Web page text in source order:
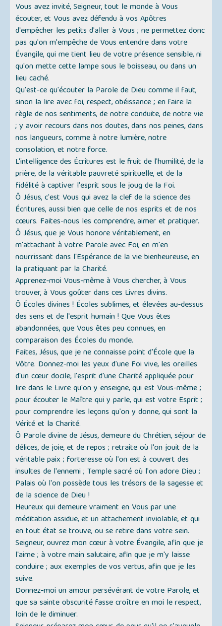
Vous avez invité, Seigneur, tout le monde à Vous
écouter, et Vous avez défendu à vos Apôtres
d'empêcher les petits d'aller à Vous ; ne permettez donc
pas qu'on m'empêche de Vous entendre dans votre
Évangile, qui me tient lieu de votre présence sensible, ni
qu'on mette cette lampe sous le boisseau, ou dans un
lieu caché.
Qu'est-ce qu'écouter la Parole de Dieu comme il faut,
sinon la lire avec foi, respect, obéissance ; en faire la
règle de nos sentiments, de notre conduite, de notre vie
; y avoir recours dans nos doutes, dans nos peines, dans
nos langueurs, comme à notre lumière, notre
consolation, et notre force.
L'intelligence des Écritures est le fruit de l'humilité, de la
prière, de la véritable pauvreté spirituelle, et de la
fidélité à captiver l'esprit sous le joug de la Foi.
Ô Jésus, c'est Vous qui avez la clef de la science des
Écritures, aussi bien que celle de nos esprits et de nos
cœurs. Faites-nous les comprendre, aimer et pratiquer.
Ô Jésus, que je Vous honore véritablement, en
m'attachant à votre Parole avec Foi, en m'en
nourrissant dans l'Espérance de la vie bienheureuse, en
la pratiquant par la Charité.
Apprenez-moi Vous-même à Vous chercher, à Vous
trouver, à Vous goûter dans ces Livres divins.
Ô Écoles divines ! Écoles sublimes, et élevées au-dessus
des sens et de l'esprit humain ! Que Vous êtes
abandonnées, que Vous êtes peu connues, en
comparaison des Écoles du monde.
Faites, Jésus, que je ne connaisse point d'École que la
Vôtre. Donnez-moi les yeux d'une Foi vive, les oreilles
d'un cœur docile, l'esprit d'une Charité appliquée pour
lire dans le Livre qu'on y enseigne, qui est Vous-même ;
pour écouter le Maître qui y parle, qui est votre Esprit ;
pour comprendre les leçons qu'on y donne, qui sont la
Vérité et la Charité.
Ô Parole divine de Jésus, demeure du Chrétien, séjour de
délices, de joie, et de repos ; retraite où l'on jouit de la
véritable paix ; forteresse où l'on est à couvert des
insultes de l'ennemi ; Temple sacré où l'on adore Dieu ;
Palais où l'on possède tous les trésors de la sagesse et
de la science de Dieu !
Heureux qui demeure vraiment en Vous par une
méditation assidue, et un attachement inviolable, et qui
en tout état se trouve, ou se retire dans votre sein.
Seigneur, ouvrez mon cœur à votre Évangile, afin que je
l'aime ; à votre main salutaire, afin que je m'y laisse
conduire ; aux exemples de vos vertus, afin que je les
suive.
Donnez-moi un amour persévérant de votre Parole, et
que sa sainte obscurité fasse croître en moi le respect,
loin de le diminuer.